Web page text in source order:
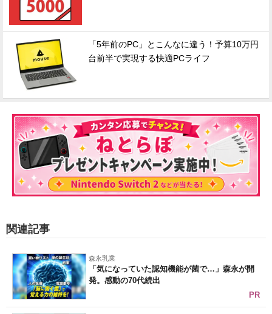
「5年前のPC」とこんなに違う！予算10万円
台前半で実現する快適PCライフ
関連記事
森永乳業
「気になっていた認知機能が菌で…」森永が開
発。感動の70代続出
PR